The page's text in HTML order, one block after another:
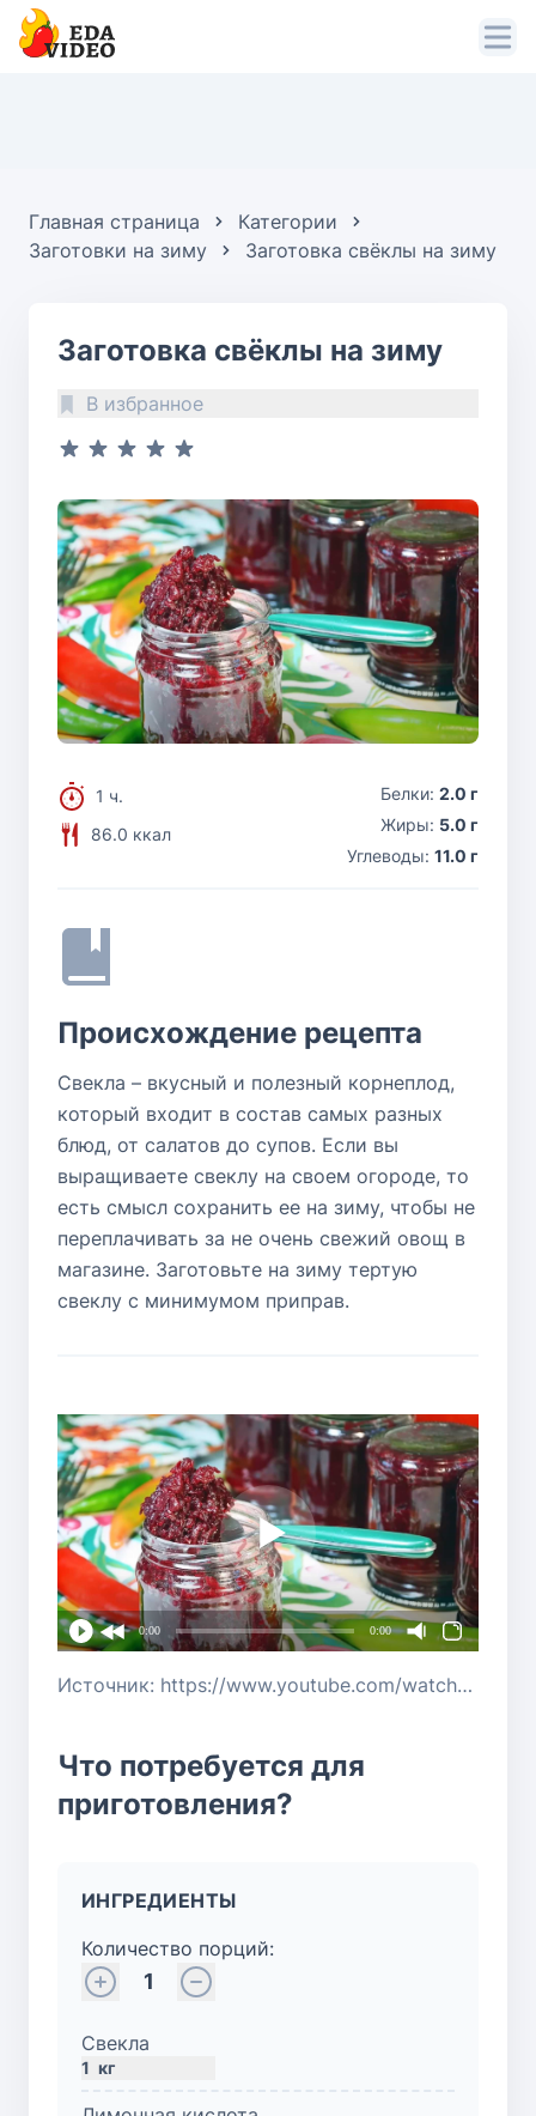
Главная страница
Категории
Заготовки на зиму
Заготовка свёклы на зиму
Заготовка свёклы на зиму
В избранное
1 ч.
86.0 ккал
Белки: 2.0 г
Жиры: 5.0 г
Углеводы: 11.0 г
Происхождение рецепта
Свекла – вкусный и полезный корнеплод,
который входит в состав самых разных
блюд, от салатов до супов. Если вы
выращиваете свеклу на своем огороде, то
есть смысл сохранить ее на зиму, чтобы не
переплачивать за не очень свежий овощ в
магазине. Заготовьте на зиму тертую
свеклу с минимумом приправ.
0:00 0:00
Источник: https://www.youtube.com/watch?v=5PcH0EH8Ggo
Что потребуется для
приготовления?
ИНГРЕДИЕНТЫ
Количество порций:
1
Свекла
1 кг